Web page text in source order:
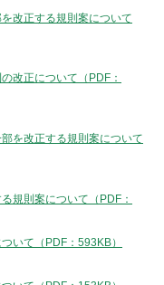
改正する規則案について
改正について（PDF：
を改正する規則案について
規則案について（PDF：
いて（PDF：593KB）